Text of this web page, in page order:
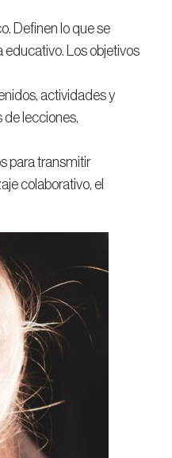
Definen lo que se
educativo. Los objetivos
actividades y
de lecciones,
para transmitir
colaborativo, el